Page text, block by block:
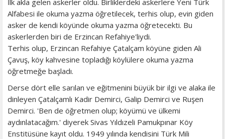
Alfabesi ile okuma yazma öğretilecek, terhis olup, evin giden
asker de kendi köyünde okuma yazma öğretecekti. Bu
askerlerden biri de Erzincan Refahiye'liydi.
Terhis olup, Erzincan Refahiye Çatalçam köyüne giden Ali
Çavuş, köy kahvesine topladığı köylülere okuma yazma
öğretmeğe başladı.
Derse dört elle sarılan ve eğitmenini büyük bir ilgi ve alaka ile
dinleyen Çatalçamlı Kadir Demirci, Galip Demirci ve Ruşen
Demirci. 'Ben de öğretmen olup; köyümü ve ülkemi
aydınlatacağım.' diyerek Sivas Yıldızeli Pamukpınar Köy
Enstitüsüne kayıt oldu. 1949 yılında kendisini Türk Mili